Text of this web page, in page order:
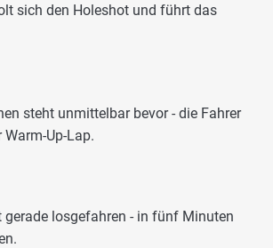
sich den Holeshot und führt das
steht unmittelbar bevor - die Fahrer
Up-Lap.
gerade losgefahren - in fünf Minuten